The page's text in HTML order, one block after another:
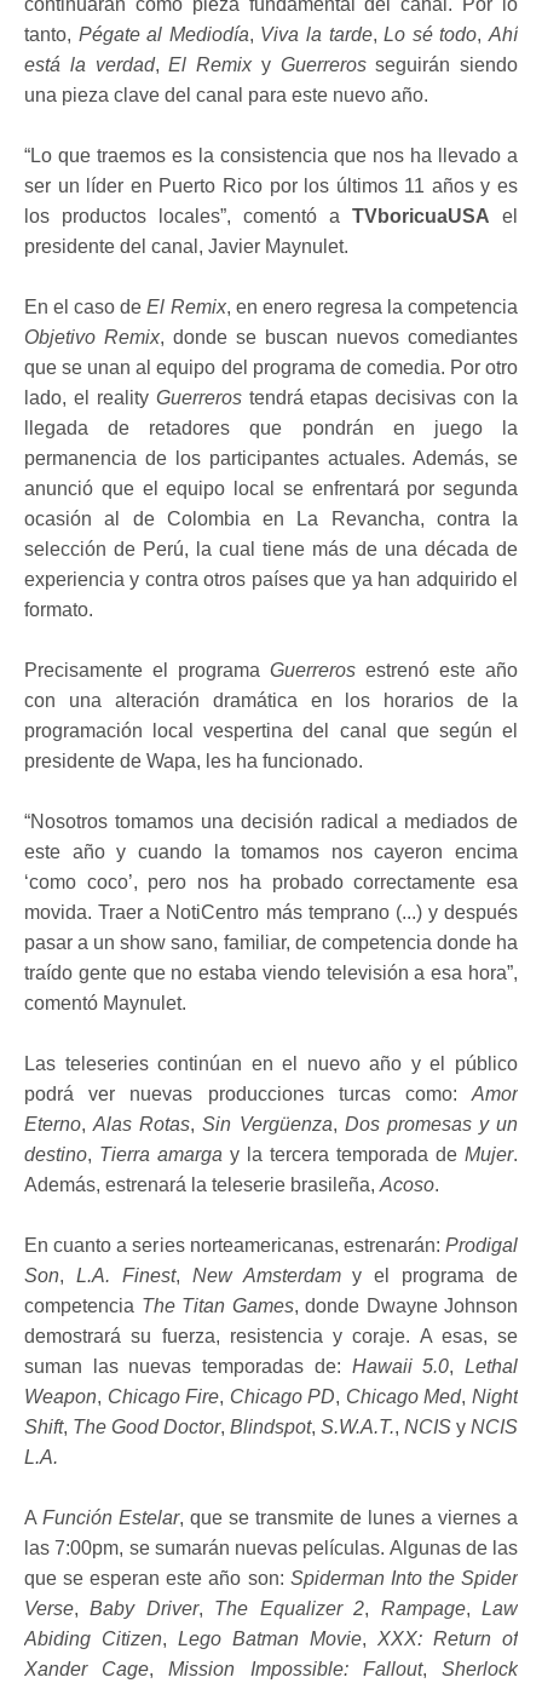
tanto, Pégate al Mediodía, Viva la tarde,Lo sé todo,Ahí
está la verdad,El Remix y Guerrerosseguirán siendo
una pieza clave del canal para este nuevo año.
“Lo que traemos es la consistencia que nos ha llevado a
ser un líder en Puerto Rico por los últimos 11 años y es
los productos locales”, comentó a TVboricuaUSA el
presidente del canal, Javier Maynulet.
En el caso deEl Remix, en enero regresa la competencia
Objetivo Remix, donde se buscan nuevos comediantes
que se unan al equipo del programa de comedia. Por otro
lado, el reality Guerrerostendrá etapas decisivas con la
llegada de retadores que pondrán en juego la
permanencia de los participantes actuales. Además, se
anunció que el equipo local se enfrentará por segunda
ocasión al de Colombia en La Revancha, contra la
selección de Perú, la cual tiene más de una década de
experiencia y contra otros países que ya han adquirido el
formato.
Precisamente el programa Guerreros estrenó este año
con una alteración dramática en los horarios de la
programación local vespertina del canal que según el
presidente de Wapa, les ha funcionado.
“Nosotros tomamos una decisión radical a mediados de
este año y cuando la tomamos nos cayeron encima
‘como coco’, pero nos ha probado correctamente esa
movida. Traer a NotiCentro más temprano (...) y después
pasar a un show sano, familiar, de competencia donde ha
traído gente que no estaba viendo televisión a esa hora”,
comentó Maynulet.
Las teleseries continúan en el nuevo año y el público
podrá ver nuevas producciones turcas como: Amor
Eterno,Alas Rotas,Sin Vergüenza, Dos promesas y un
destino, Tierra amarga y la tercera temporada de Mujer.
Además, estrenará la teleserie brasileña, Acoso.
En cuanto a series norteamericanas, estrenarán: Prodigal
Son, L.A. Finest, New Amsterdamy el programa de
competencia The Titan Games, donde Dwayne Johnson
demostrará su fuerza, resistencia y coraje. A esas, se
suman las nuevas temporadas de: Hawaii 5.0,Lethal
Weapon, Chicago Fire, Chicago PD, Chicago Med,Night
Shift, The Good Doctor, Blindspot, S.W.A.T., NCIS y NCIS
L.A.
A Función Estelar, que se transmite de lunes a viernes a
las 7:00pm, se sumarán nuevas películas. Algunas de las
que se esperan este año son: Spiderman Into the Spider
Verse,Baby Driver, The Equalizer 2, Rampage,Law
Abiding Citizen, Lego Batman Movie, XXX: Return of
Xander Cage,Mission Impossible: Fallout,Sherlock